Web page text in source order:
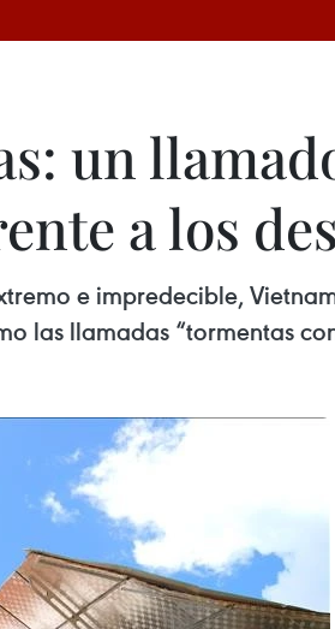
un
a los
e impredecible,
las llamadas “tormentas